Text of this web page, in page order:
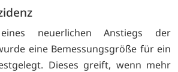
neuerlichen Anstiegs der
eine Bemessungsgröße für ein
Dieses greift, wenn mehr